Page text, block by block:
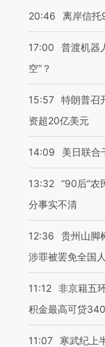
20:46 离岸信托
17:00
普渡机器
空”？
15:57 特朗普召
资超20亿美元
14:09 美日联合
13:32 “90后”农
分事实不清
12:36
贵州山脚
涉罪被罢免全国
11:12 非京籍五
积金最高可贷
11:07
寒武纪上